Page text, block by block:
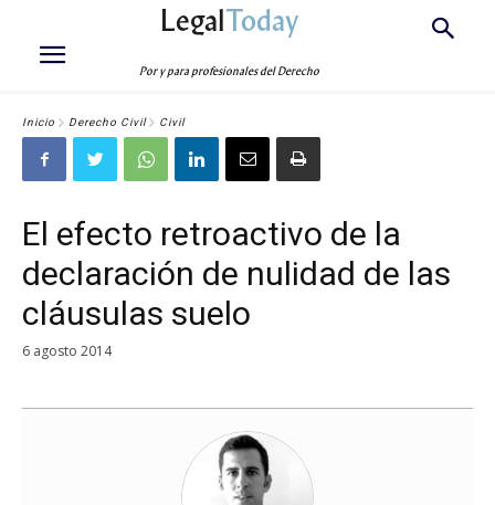
LegalToday
Por y para profesionales del Derecho
Inicio Derecho Civil Civil
El efecto retroactivo de la
declaración de nulidad de las
cláusulas suelo
6 agosto 2014